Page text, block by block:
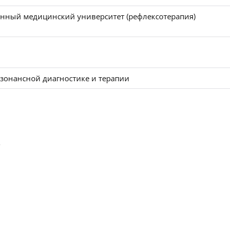
медицинский университет (рефлексотеpапия)
диагностике и терапии